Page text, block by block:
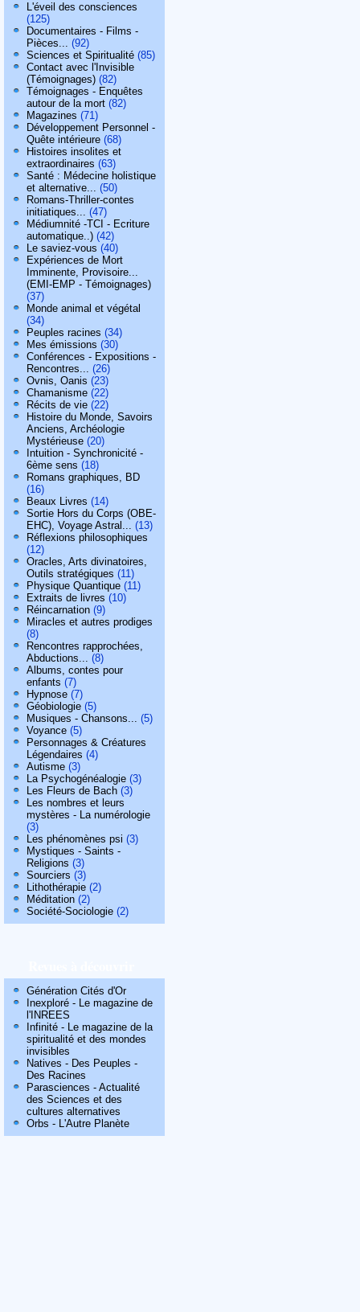
L'éveil des consciences
(125)
Documentaires - Films -
Pièces... (92)
Sciences et Spiritualité (85)
Contact avec l'Invisible
(Témoignages) (82)
Témoignages - Enquêtes
autour de la mort (82)
Magazines (71)
Développement Personnel -
Quête intérieure (68)
Histoires insolites et
extraordinaires (63)
Santé : Médecine holistique
et alternative... (50)
Romans-Thriller-contes
initiatiques... (47)
Médiumnité -TCI - Ecriture
automatique..) (42)
Le saviez-vous (40)
Expériences de Mort
Imminente, Provisoire...
(EMI-EMP - Témoignages)
(37)
Monde animal et végétal
(34)
Peuples racines (34)
Mes émissions (30)
Conférences - Expositions -
Rencontres... (26)
Ovnis, Oanis (23)
Chamanisme (22)
Récits de vie (22)
Histoire du Monde, Savoirs
Anciens, Archéologie
Mystérieuse (20)
Intuition - Synchronicité -
6ème sens (18)
Romans graphiques, BD
(16)
Beaux Livres (14)
Sortie Hors du Corps (OBE-
EHC), Voyage Astral... (13)
Réflexions philosophiques
(12)
Oracles, Arts divinatoires,
Outils stratégiques (11)
Physique Quantique (11)
Extraits de livres (10)
Réincarnation (9)
Miracles et autres prodiges
(8)
Rencontres rapprochées,
Abductions... (8)
Albums, contes pour
enfants (7)
Hypnose (7)
Géobiologie (5)
Musiques - Chansons... (5)
Voyance (5)
Personnages & Créatures
Légendaires (4)
Autisme (3)
La Psychogénéalogie (3)
Les Fleurs de Bach (3)
Les nombres et leurs
mystères - La numérologie
(3)
Les phénomènes psi (3)
Mystiques - Saints -
Religions (3)
Sourciers (3)
Lithothérapie (2)
Méditation (2)
Société-Sociologie (2)
Génération Cités d'Or
Inexploré - Le magazine de
l'INREES
Infinité - Le magazine de la
spiritualité et des mondes
invisibles
Natives - Des Peuples -
Des Racines
Parasciences - Actualité
des Sciences et des
cultures alternatives
Orbs - L'Autre Planète